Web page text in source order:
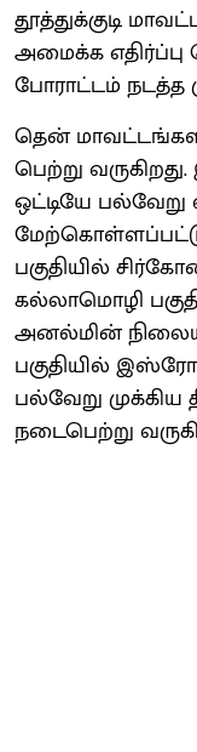
தூத்துக்குடி
அமைக்க
போராட்டம் நடத்த
தென்
பெற்று
ஒட்டியே
பகுதியில்
கல்லாமொழி
அனல்மின்
பகுதியில்
பல்வேறு
நடைபெற்று